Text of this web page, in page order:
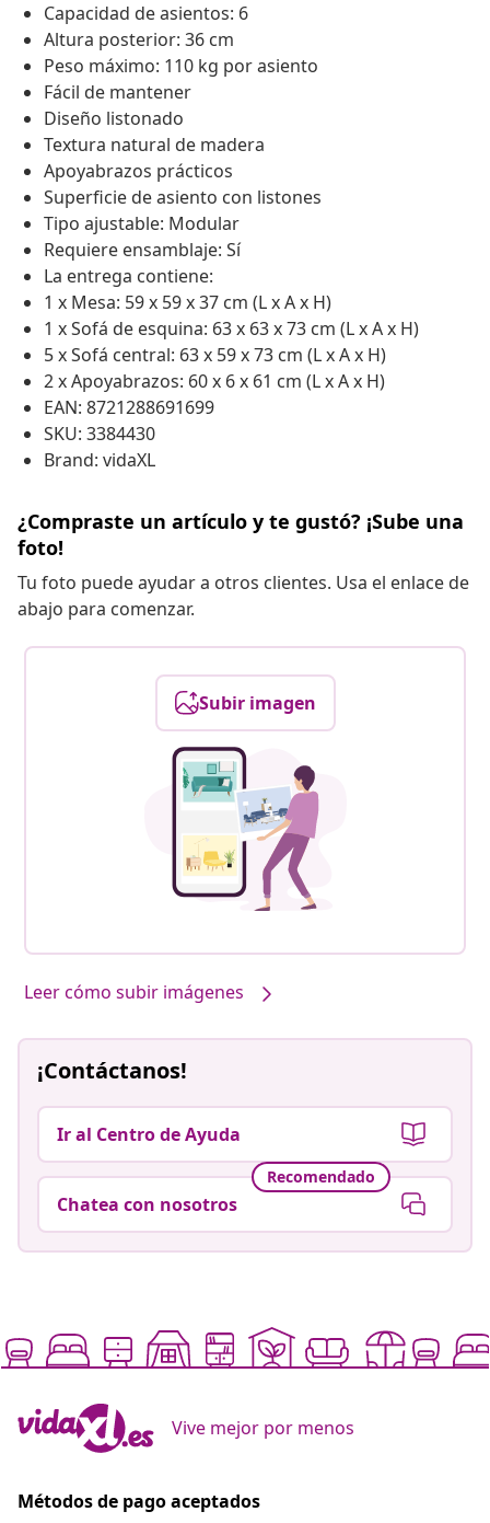
Capacidad de asientos: 6
Altura posterior: 36 cm
Peso máximo: 110 kg por asiento
Fácil de mantener
Diseño listonado
Textura natural de madera
Apoyabrazos prácticos
Superficie de asiento con listones
Tipo ajustable: Modular
Requiere ensamblaje: Sí
La entrega contiene:
1 x Mesa: 59 x 59 x 37 cm (L x A x H)
1 x Sofá de esquina: 63 x 63 x 73 cm (L x A x H)
5 x Sofá central: 63 x 59 x 73 cm (L x A x H)
2 x Apoyabrazos: 60 x 6 x 61 cm (L x A x H)
EAN: 8721288691699
SKU: 3384430
Brand: vidaXL
¿Compraste un artículo y te gustó? ¡Sube una
foto!
Tu foto puede ayudar a otros clientes. Usa el enlace de
abajo para comenzar.
Subir imagen
Leer cómo subir imágenes
¡Contáctanos!
Ir al Centro de Ayuda
Recomendado
Chatea con nosotros
Vive mejor por menos
Métodos de pago aceptados